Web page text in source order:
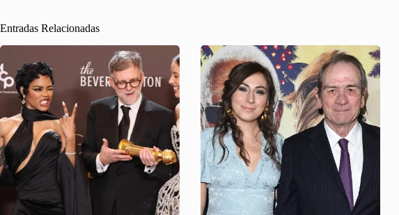
Entradas Relacionadas